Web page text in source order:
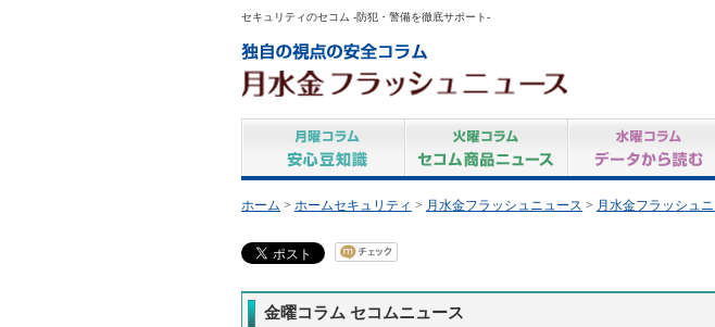
セキュリティのセコム -防犯・警備を徹底サポート-
ホーム > ホームセキュリティ > 月水金フラッシュニュース > 月水金フラッシュ
金曜コラム セコムニュース